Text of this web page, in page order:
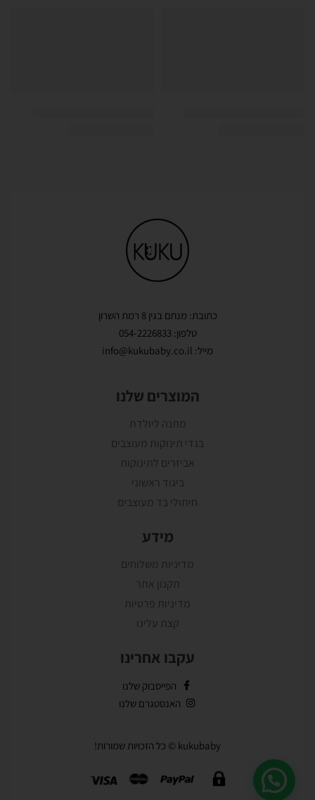
כתובת: מנחם בגין 8 רמת השרון
טלפון: 054-2226833
מייל: info@kukubaby.co.il
המוצרים שלנו
מתנה ליולדת
בגדי תינוקות מעוצבים
אביזרים לתינוקות
ביגוד ראשוני
חיתולי בד מעוצבים
מידע
מדיניות משלוחים
תקנון אתר
מדיניות פרטיות
קצת עלינו
עקבו אחרינו
הפייסבוק שלנו
האנסטגרם שלנו
kukubaby © כל הזכויות שמורות!